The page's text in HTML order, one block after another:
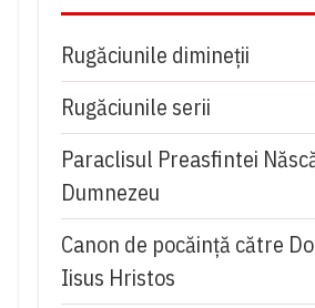
Rugăciunile dimineții
Rugăciunile serii
Paraclisul Preasfintei
Dumnezeu
Canon de pocăință către
Iisus Hristos